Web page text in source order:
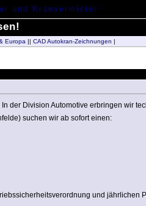
Europa || CAD Autokran-Zeichnungen |
der Division Automotive erbringen wir
suchen wir ab sofort einen:
und jährlichen